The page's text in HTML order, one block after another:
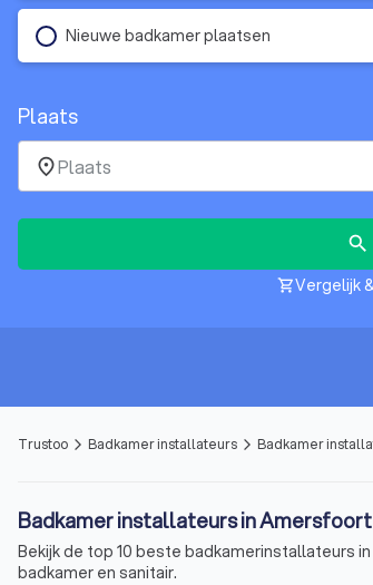
Nieuwe badkamer plaatsen
Plaats
place
search
shopping_cartVergelijk
Trustoo arrow_forward_ios Badkamer installateurs arrow_forward_ios Badkamer
Badkamer installateurs in
Bekijk de top 10 beste badkamerinstallateurs
badkamer en sanitair.